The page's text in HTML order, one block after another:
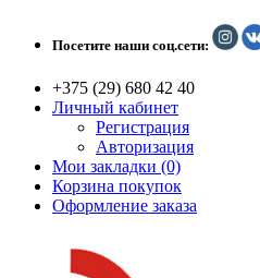
Посетите наши соц.сети:
+375 (29) 680 42 40
Личный кабинет
Регистрация
Авторизация
Мои закладки (0)
Корзина покупок
Оформление заказа